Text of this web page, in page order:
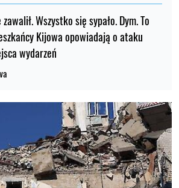
Wszystko się sypało. Dym. To
Kijowa opowiadają o ataku
wydarzeń